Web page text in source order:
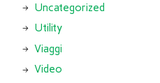
Uncategorized
Utility
Viaggi
Video